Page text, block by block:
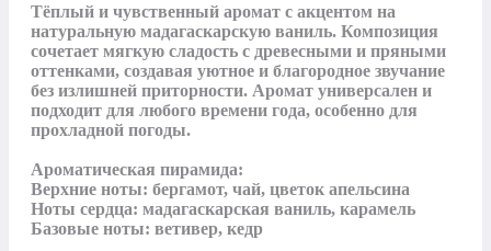
Тёплый и чувственный аромат с акцентом на
натуральную мадагаскарскую ваниль. Композиция
сочетает мягкую сладость с древесными и пряными
оттенками, создавая уютное и благородное звучание
без излишней приторности. Аромат универсален и
подходит для любого времени года, особенно для
прохладной погоды.
Ароматическая пирамида:
Верхние ноты: бергамот, чай, цветок апельсина
Ноты сердца: мадагаскарская ваниль, карамель
Базовые ноты: ветивер, кедр